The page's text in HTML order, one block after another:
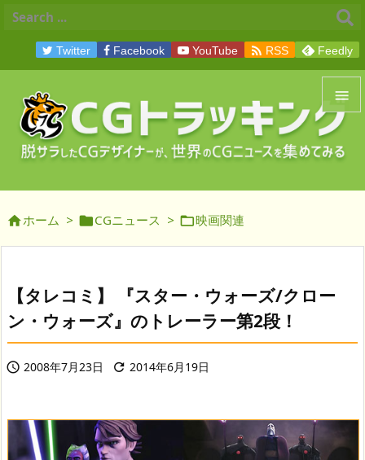


メニュ
前へ
Twitter Facebook YouTube  RSS Feedly
ホーム > CGニュース > 映画関連
【タレコミ】 『スター・ウォーズ/クロー
ン・ウォーズ』のトレーラー第2段！
 2008年7月23日  2014年6月19日